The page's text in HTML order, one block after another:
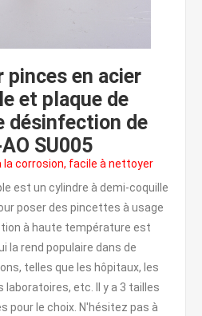
pinces en acier
et plaque de
désinfection de
SU005
la corrosion, facile à nettoyer
est un cylindre à demi-coquille
poser des pincettes à usage
à haute température est
la rend populaire dans de
telles que les hôpitaux, les
laboratoires, etc. Il y a 3 tailles
pour le choix. N'hésitez pas à